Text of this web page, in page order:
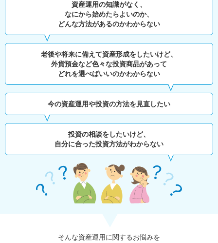
資産運用の知識がなく、
なにから始めたらよいのか、
どんな方法があるのかわからない
老後や将来に備えて資産形成をしたいけど、
外貨預金など色々な投資商品があって
どれを選べばいいのかわからない
今の資産運用や投資の方法を見直したい
投資の相談をしたいけど、
自分に合った投資方法がわからない
そんな資産運用に関するお悩みを